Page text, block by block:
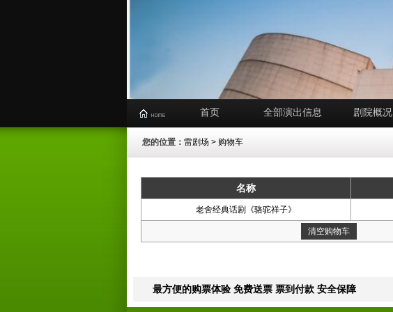
首页 全部演出信息 剧院概况
您的位置： 雷剧场 > 购物车
名称
老舍经典话剧《骆驼祥子》
清空购物车
最方便的购票体验 免费送票 票到付款 安全保障